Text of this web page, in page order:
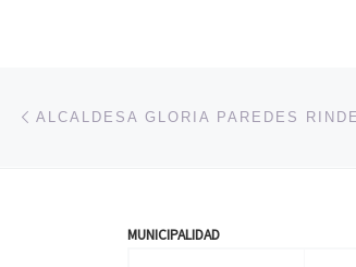
Navegación de entradas
MUNICIPALIDAD